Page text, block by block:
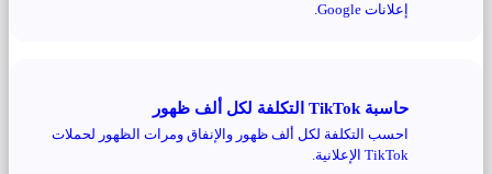
إعلانات Google.
حاسبة TikTok التكلفة لكل ألف ظهور
احسب التكلفة لكل ألف ظهور والإنفاق ومرات الظهور لحملات
TikTok الإعلانية.